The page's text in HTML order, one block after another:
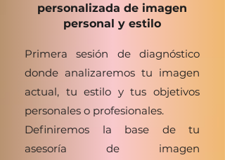
personalizada de imagen
personal y estilo
Primera sesión de diagnóstico
donde analizaremos tu imagen
actual, tu estilo y tus objetivos
personales o profesionales.
Definiremos la base de tu
asesoría de imagen